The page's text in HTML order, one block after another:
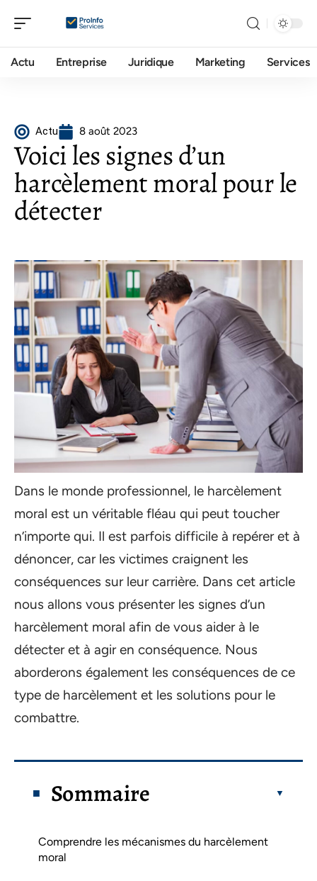
Actu Entreprise Juridique Marketing Services
Actu 8 août 2023
Voici les signes d’un
harcèlement moral pour le
détecter
Dans le monde professionnel, le harcèlement
moral est un véritable fléau qui peut toucher
n’importe qui. Il est parfois difficile à repérer et à
dénoncer, car les victimes craignent les
conséquences sur leur carrière. Dans cet article
nous allons vous présenter les signes d’un
harcèlement moral afin de vous aider à le
détecter et à agir en conséquence. Nous
aborderons également les conséquences de ce
type de harcèlement et les solutions pour le
combattre.
Sommaire
Comprendre les mécanismes du harcèlement
moral